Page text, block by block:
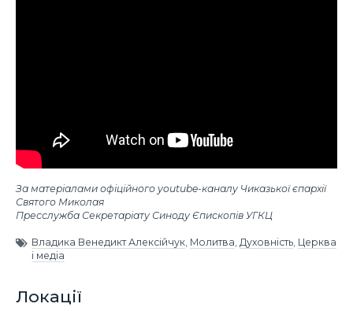
За матеріалами офіційного youtube-каналу Чиказької єпархії
Святого Миколая
Пресслужба Секретаріату Синоду Єпископів УГКЦ
Владика Венедикт Алексійчук Молитва Духовність Церква
і медіа
Локації